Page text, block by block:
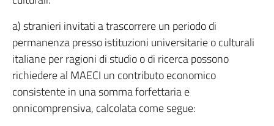
a) stranieri invitati a trascorrere un periodo di
permanenza presso istituzioni universitarie o culturali
italiane per ragioni di studio o di ricerca possono
richiedere al MAECI un contributo economico
consistente in una somma forfettaria e
onnicomprensiva, calcolata come segue: